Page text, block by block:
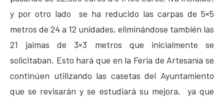
y por otro lado se ha reducido las carpas de 5×5
metros de 24 a 12 unidades, eliminándose también las
21 jaimas de 3×3 metros que inicialmente se
solicitaban. Esto hará que en la Feria de Artesanía se
continúen utilizando las casetas del Ayuntamiento
que se revisarán y se estudiará su mejora, ya que